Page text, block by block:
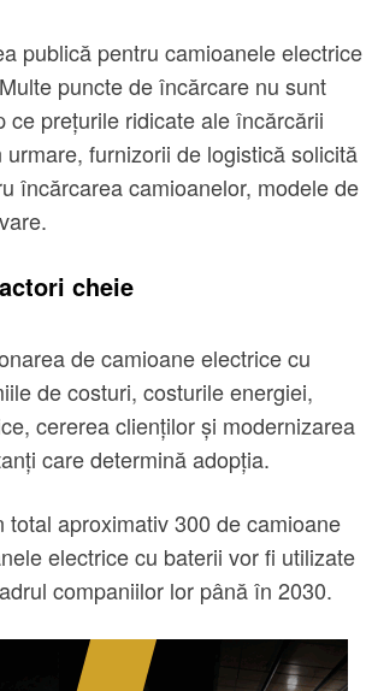
publică pentru camioanele electrice
puncte de încărcare nu sunt
prețurile ridicate ale încărcării
furnizorii de logistică solicită
încărcarea camioanelor, modele de
cheie
de camioane electrice cu
de costuri, costurile energiei,
cererea clienților și modernizarea
care determină adopția.
aproximativ 300 de camioane
electrice cu baterii vor fi utilizate
companiilor lor până în 2030.